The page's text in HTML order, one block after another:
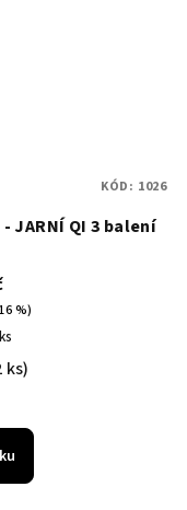
JARNÍ QI 3 balení
%)
ks)
KÓD: 1026